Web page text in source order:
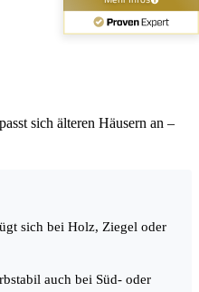
sich älteren Häusern an –
sich bei Holz, Ziegel oder
auch bei Süd- oder